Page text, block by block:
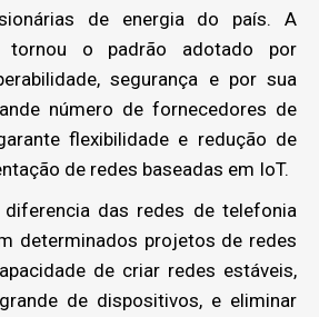
de energia do país. A
tornou o padrão adotado por
segurança e por sua
número de fornecedores de
flexibilidade e redução de
de redes baseadas em IoT.
diferencia das redes de telefonia
determinados projetos de redes
de criar redes estáveis,
de dispositivos, e eliminar